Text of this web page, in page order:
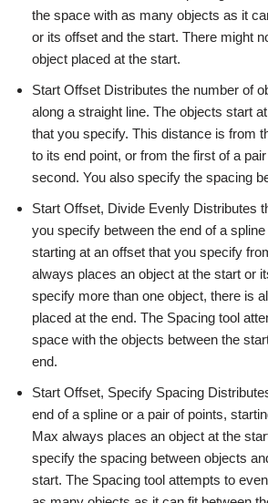
the space with as many objects as it
or its offset and the start. There might
object placed at the start.
Start Offset Distributes the number of
along a straight line. The objects start
that you specify. This distance is from
to its end point, or from the first of a
second. You also specify the spacing
Start Offset, Divide Evenly Distributes
you specify between the end of a
starting at an offset that you specify
always places an object at the start or
specify more than one object, there is
placed at the end. The Spacing tool
space with the objects between the
end.
Start Offset, Specify Spacing
end of a spline or a pair of points,
Max always places an object at the
specify the spacing between objects
start. The Spacing tool attempts to